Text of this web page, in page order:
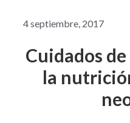
4 septiembre, 2017
Cuidados
la